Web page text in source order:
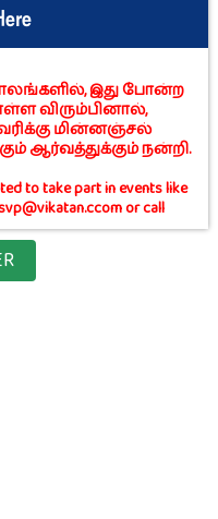
இது போன்ற
விரும்பினால்,
மின்னஞ்சல்
ஆர்வத்துக்கும் நன்றி.
to take part in events like
or call